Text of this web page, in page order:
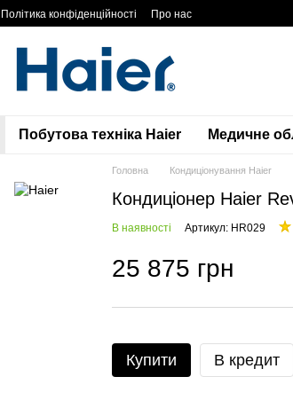
Політика конфіденційності Про нас
Побутова техніка Haier Медичне
Головна Кондиціонування Haier
Кондиціонер Haier
В наявності Артикул: HR029
25 875 грн
Купити В кредит